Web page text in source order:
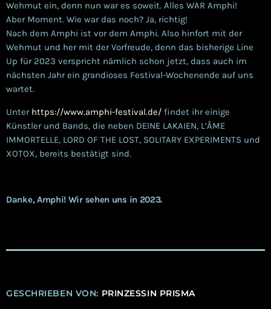
Wehmut ein, denn nun war es soweit. Alles WAR Amphi!
Aber Moment. Wie war das noch? Ja, richtig!
Nach dem Amphi ist vor dem Amphi. Also hinfort mit der
Wehmut und her mit der Vorfreude, denn das bisherige Line
Up für 2023 verspricht nämlich schon jetzt, dass auch im
nächsten Jahr ein grandioses Festival-Wochenende auf uns
wartet.
Unter https://www.amphi-festival.de/ findet ihr einige
Künstler und Bands, die neben DEINE LAKAIEN, L’ÂME
IMMORTELLE, LORD OF THE LOST, SOLITARY EXPERIMENTS und
XOTOX, bereits bestätigt sind.
Danke, Amphi! Wir sehen uns in 2023.
GESCHRIEBEN VON: PRINZESSIN PRISMA